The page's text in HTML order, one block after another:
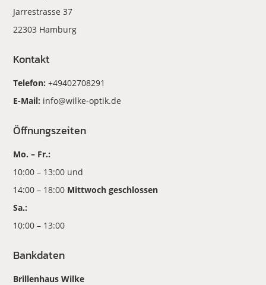
Jarrestrasse 37
22303 Hamburg
Kontakt
Telefon:+49402708291
E-Mail: info@wilke-optik.de
Öffnungszeiten
Mo. – Fr.:
10:00 – 13:00 und
14:00 – 18:00 Mittwoch geschlossen
Sa.:
10:00 – 13:00
Bankdaten
Brillenhaus Wilke